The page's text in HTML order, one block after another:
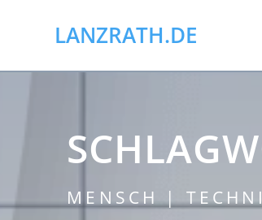
LANZRATH.DE
MENSCH |